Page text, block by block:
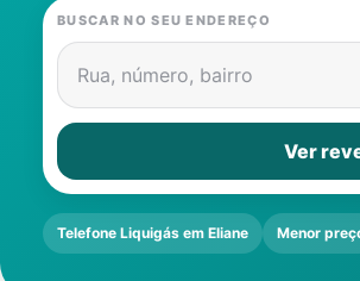
BUSCAR NO SEU ENDEREÇO
Rua, número, bairro
Ver
Telefone Liquigás em Eliane Menor